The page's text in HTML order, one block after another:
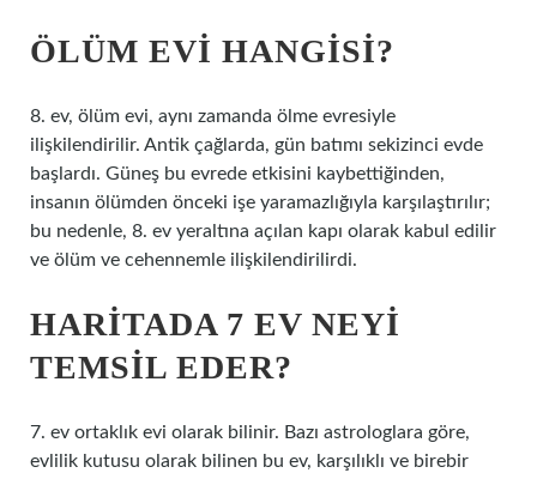
ÖLÜM EVI HANGISI?
8. ev, ölüm evi, aynı zamanda ölme evresiyle
ilişkilendirilir. Antik çağlarda, gün batımı sekizinci evde
başlardı. Güneş bu evrede etkisini kaybettiğinden,
insanın ölümden önceki işe yaramazlığıyla karşılaştırılır;
bu nedenle, 8. ev yeraltına açılan kapı olarak kabul edilir
ve ölüm ve cehennemle ilişkilendirilirdi.
HARITADA 7 EV NEYI
TEMSIL EDER?
7. ev ortaklık evi olarak bilinir. Bazı astrologlara göre,
evlilik kutusu olarak bilinen bu ev, karşılıklı ve birebir